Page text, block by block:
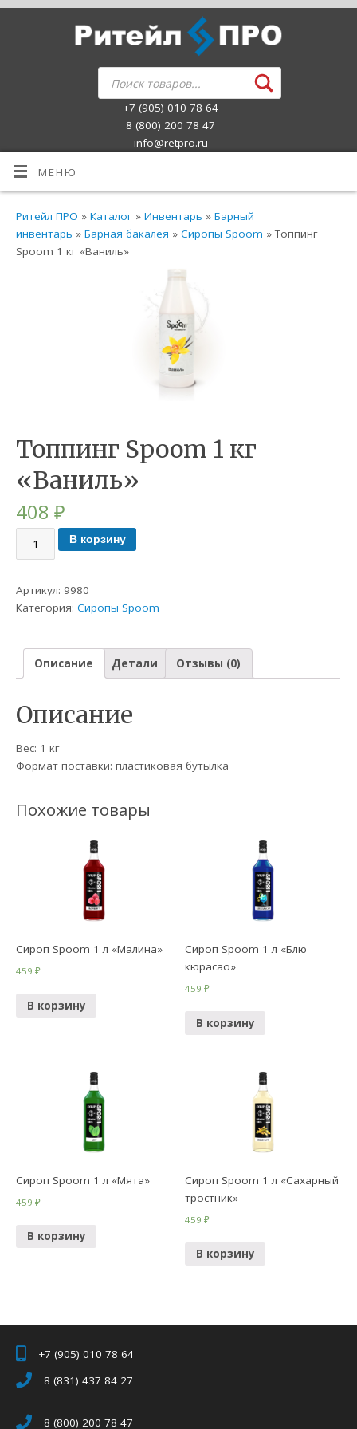
+7 (905) 010 78 64
8 (800) 200 78 47
info@retpro.ru
МЕНЮ
Ритейл ПРО »Каталог »Инвентарь »Барный
инвентарь »Барная бакалея »Сиропы Spoom » Топпинг
Spoom 1 кг «Ваниль»
Топпинг Spoom 1 кг
«Ваниль»
408₽
В корзину
Артикул: 9980
Категория:Сиропы Spoom
Описание Детали Отзывы (0)
Описание
Вес: 1 кг
Формат поставки: пластиковая бутылка
Похожие товары
Сироп Spoom 1 л «Малина»
459₽
В корзину
Сироп Spoom 1 л «Блю
кюрасао»
459₽
В корзину
Сироп Spoom 1 л «Мята»
459₽
В корзину
Сироп Spoom 1 л «Сахарный
тростник»
459₽
В корзину
+7 (905) 010 78 64
8 (831) 437 84 27
8 (800) 200 78 47